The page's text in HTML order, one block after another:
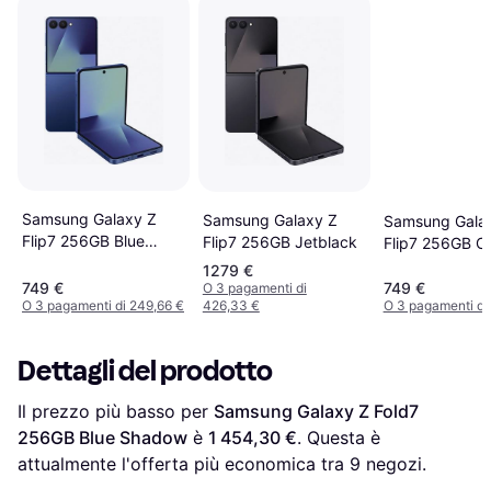
Samsung Galaxy Z
Flip7 256GB Blue
749 €
O 3 pagamenti di 249,66 €
Samsung Galaxy Z
Flip7 256GB Jetblack
1279 €
O 3 pagamenti di
426,33 €
Samsung
Flip7 256GB
749 €
O 3 pagamenti
Dettagli del prodotto
Il prezzo più basso per Samsung Galaxy Z Fold7
256GB Blue Shadow è 1 454,30 €. Questa è
attualmente l'offerta più economica tra 9 negozi.